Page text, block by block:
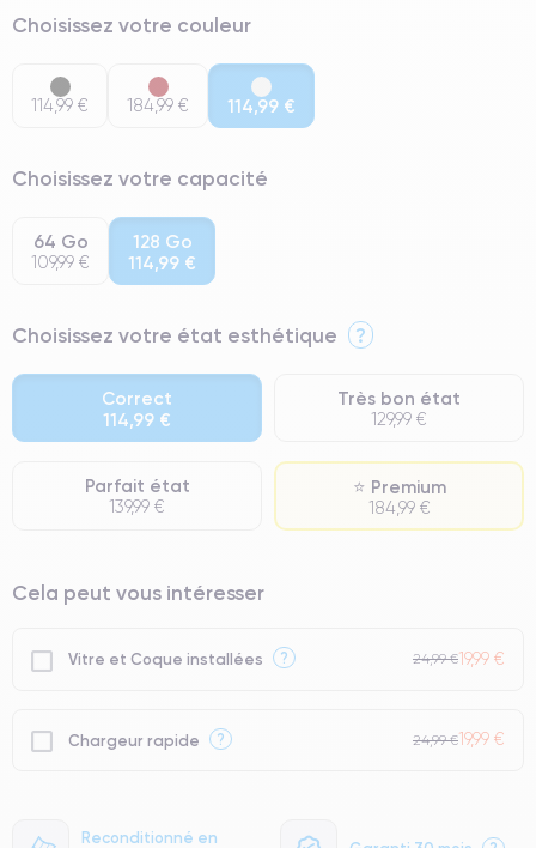
Reconditionné en
Choisissez votre couleur
114,99 € 184,99 € 114,99 €
Choisissez votre capacité
64 Go
109,99 €
128 Go
114,99 €
Choisissez votre état esthétique ?
Correct
114,99 €
Très bon état
129,99 €
Parfait état
139,99 €
⭐ Premium
184,99 €
⭐ Premium
● Batterie : usage intensif.
Cela peut vous intéresser
Vitre et Coque installées ? 24,99 €19,99 €
Chargeur rapide ? 24,99 €19,99 €